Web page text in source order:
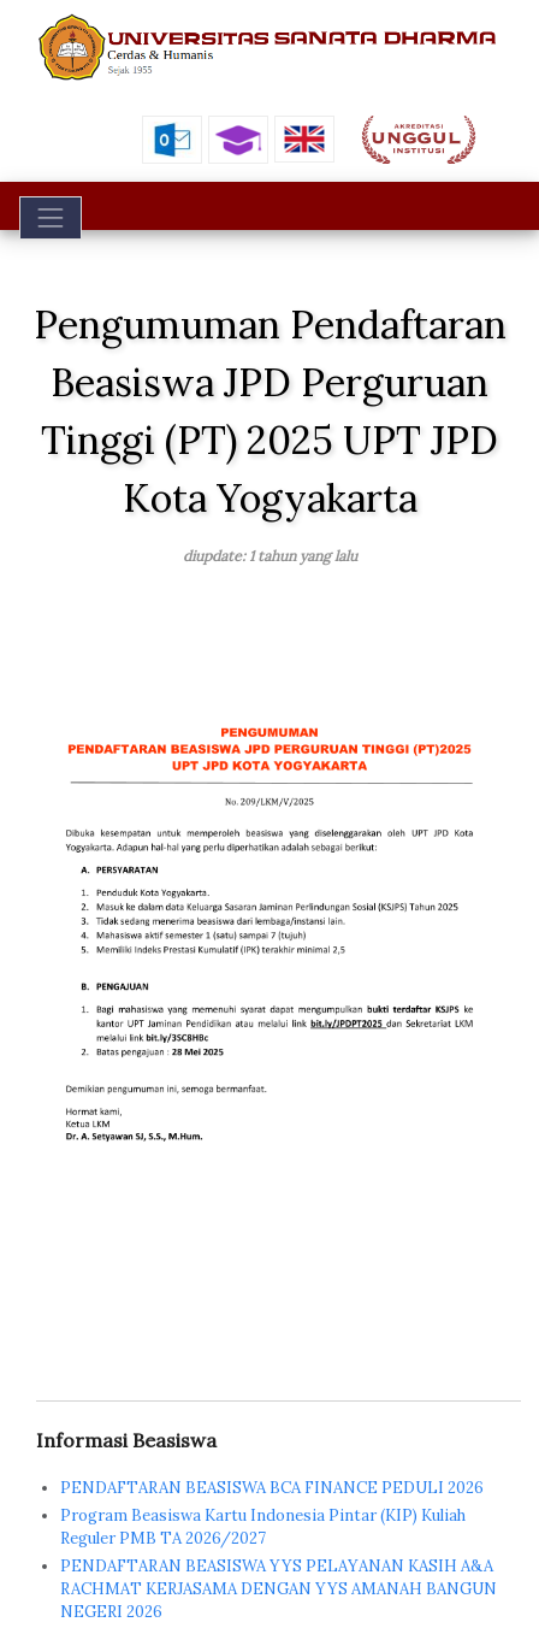
Toggle navigation
Pengumuman Pendaftaran
Beasiswa JPD Perguruan
Tinggi (PT) 2025 UPT JPD
Kota Yogyakarta
diupdate: 1 tahun yang lalu
Informasi Beasiswa
PENDAFTARAN BEASISWA BCA FINANCE PEDULI 2026
Program Beasiswa Kartu Indonesia Pintar (KIP) Kuliah
Reguler PMB TA 2026/2027
PENDAFTARAN BEASISWA YYS PELAYANAN KASIH A&A
RACHMAT KERJASAMA DENGAN YYS AMANAH BANGUN
NEGERI 2026